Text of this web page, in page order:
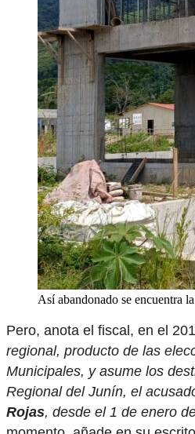
Así abandonado se encuentra
Pero, anota el fiscal, en el
regional, producto de las
Municipales, y asume los
Regional del Junín, el
Rojas, desde el 1 de enero